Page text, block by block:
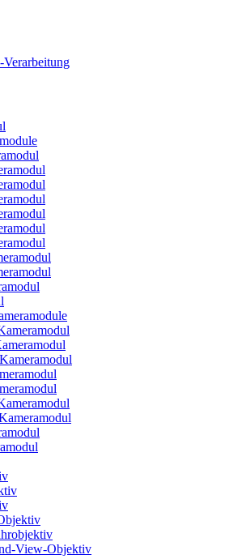
View-Objektiv